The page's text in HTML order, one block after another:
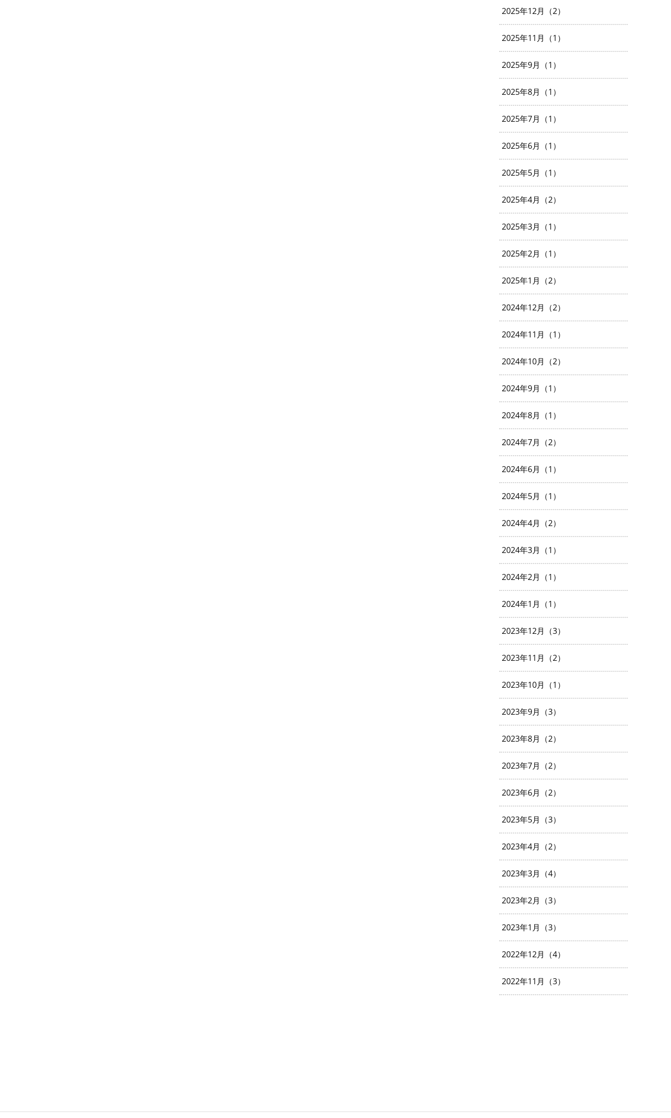
2025年12月（2）
2025年11月（1）
2025年9月（1）
2025年8月（1）
2025年7月（1）
2025年6月（1）
2025年5月（1）
2025年4月（2）
2025年3月（1）
2025年2月（1）
2025年1月（2）
2024年12月（2）
2024年11月（1）
2024年10月（2）
2024年9月（1）
2024年8月（1）
2024年7月（2）
2024年6月（1）
2024年5月（1）
2024年4月（2）
2024年3月（1）
2024年2月（1）
2024年1月（1）
2023年12月（3）
2023年11月（2）
2023年10月（1）
2023年9月（3）
2023年8月（2）
2023年7月（2）
2023年6月（2）
2023年5月（3）
2023年4月（2）
2023年3月（4）
2023年2月（3）
2023年1月（3）
2022年12月（4）
2022年11月（3）